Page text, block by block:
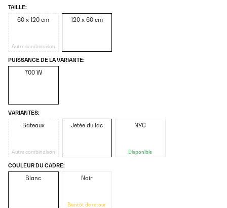
TAILLE:
60 x 120 cm
Autre combinaison
120 x 60 cm
PUISSANCE DE LA VARIANTE:
700 W
VARIANTES:
Bateaux
Autre combinaison
Jetée du lac NYC
Disponible
COULEUR DU CADRE:
Blanc Noir
Bientôt de retour